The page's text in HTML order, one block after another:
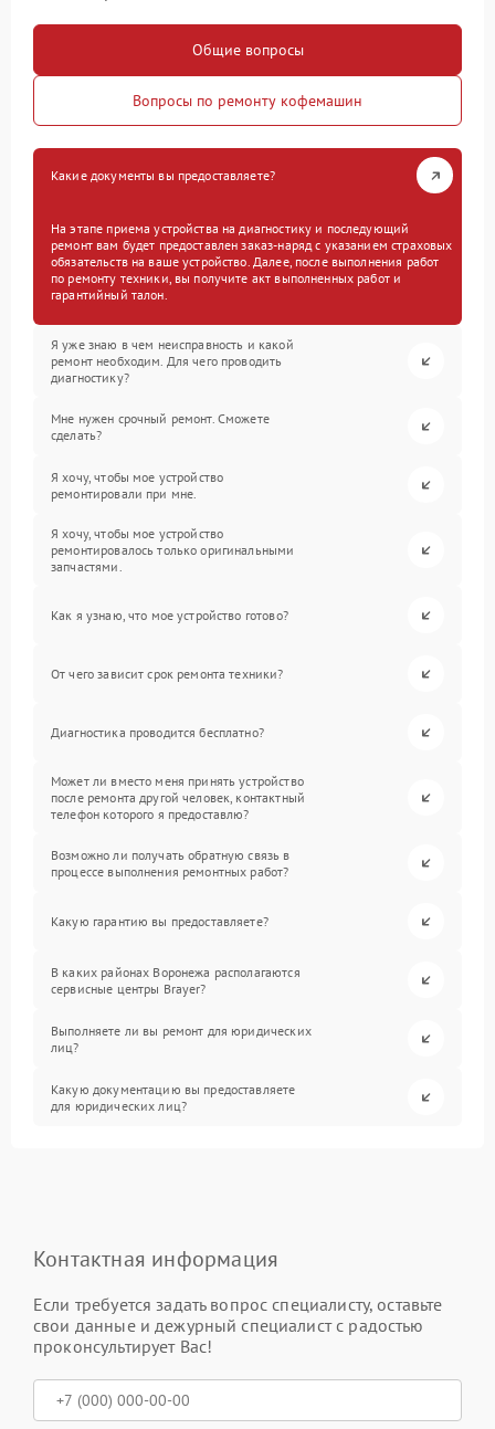
Общие вопросы
Вопросы по ремонту кофемашин
Какие документы вы предоставляете?
На этапе приема устройства на диагностику и последующий
ремонт вам будет предоставлен заказ-наряд с указанием страховых
обязательств на ваше устройство. Далее, после выполнения работ
по ремонту техники, вы получите акт выполненных работ и
гарантийный талон.
Я уже знаю в чем неисправность и какой
ремонт необходим. Для чего проводить
диагностику?
Мне нужен срочный ремонт. Сможете
сделать?
Я хочу, чтобы мое устройство
ремонтировали при мне.
Я хочу, чтобы мое устройство
ремонтировалось только оригинальными
запчастями.
Как я узнаю, что мое устройство готово?
От чего зависит срок ремонта техники?
Диагностика проводится бесплатно?
Может ли вместо меня принять устройство
после ремонта другой человек, контактный
телефон которого я предоставлю?
Возможно ли получать обратную связь в
процессе выполнения ремонтных работ?
Какую гарантию вы предоставляете?
В каких районах Воронежа располагаются
сервисные центры Brayer?
Выполняете ли вы ремонт для юридических
лиц?
Какую документацию вы предоставляете
для юридических лиц?
Контактная информация
Если требуется задать вопрос специалисту, оставьте
свои данные и дежурный специалист с радостью
проконсультирует Вас!